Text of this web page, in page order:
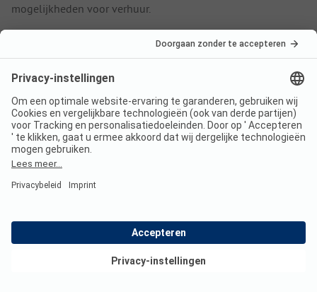
mogelijkheden voor verhuur.
Op de camping is een zwembad voor een heerlijke duik op
een warme, zonnige dag. Ook is er een speeltuintje met een
tafeltennistafel. De camping biedt ook duikcursussen aan,
zodat je een van de vele meren onder water kunt verkennen.
Op 100 meter van de camping is een fitnesscentrum en een
sauna, waar je na een actieve dag heerlijk kunt ontspannen.
Maak een lange wandeling of een tocht met de
over het water de omgeving verkennen, door een boottocht
Bekijk deals